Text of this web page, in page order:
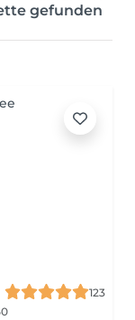
gefunden
123